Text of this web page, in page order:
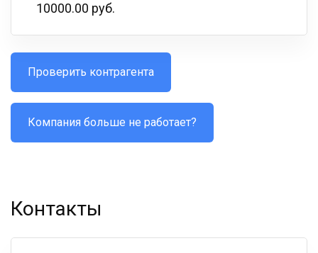
10000.00 руб.
Проверить контрагента
Компания больше не работает?
Контакты